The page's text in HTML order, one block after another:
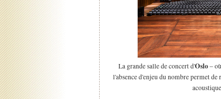
La grande salle de concert d'Oslo–
l'absence d'enjeu du nombre permet de